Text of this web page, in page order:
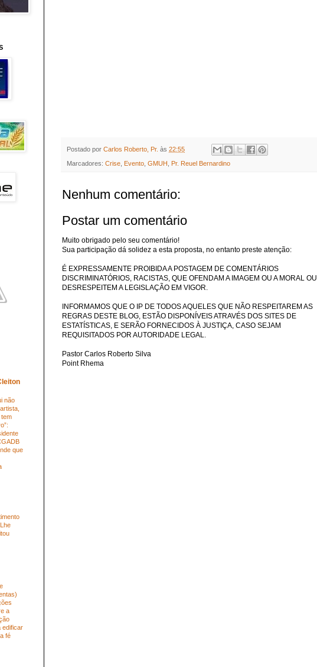
Postado por Carlos Roberto, Pr. às 22:55
Marcadores: Crise Evento GMUH Pr. Reuel Bernardino
Nenhum comentário:
Postar um comentário
Muito obrigado pelo seu comentário!
Sua participação dá solidez a esta proposta, no entanto preste atenção:
É EXPRESSAMENTE PROIBIDA A POSTAGEM DE COMENTÁRIOS
DISCRIMINATÓRIOS, RACISTAS, QUE OFENDAM A IMAGEM OU A MORAL OU
DESRESPEITEM A LEGISLAÇÃO EM VIGOR.
INFORMAMOS QUE O IP DE TODOS AQUELES QUE NÃO RESPEITAREM AS
REGRAS DESTE BLOG, ESTÃO DISPONÍVEIS ATRAVÉS DOS SITES DE
ESTATÍSTICAS, E SERÃO FORNECIDOS À JUSTIÇA, CASO SEJAM
REQUISITADOS POR AUTORIDADE LEGAL.
Pastor Carlos Roberto Silva
Point Rhema
não
tem
que
a
edificar
fé